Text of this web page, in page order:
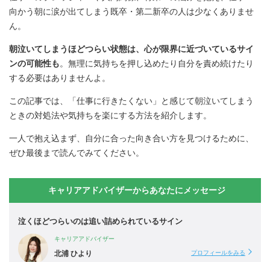
向かう朝に涙が出てしまう既卒・第二新卒の人は少なくありませ
ん。
朝泣いてしまうほどつらい状態は、心が限界に近づいているサイ
ンの可能性も。無理に気持ちを押し込めたり自分を責め続けたり
する必要はありませんよ。
この記事では、「仕事に行きたくない」と感じて朝泣いてしまう
ときの対処法や気持ちを楽にする方法を紹介します。
一人で抱え込まず、自分に合った向き合い方を見つけるために、
ぜひ最後まで読んでみてください。
キャリアアドバイザーからあなたにメッセージ
泣くほどつらいのは追い詰められているサイン
キャリアアドバイザー
北浦 ひより プロフィールをみる